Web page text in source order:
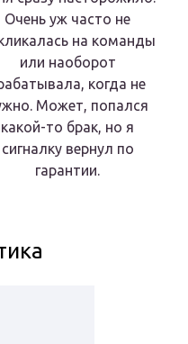
Очень уж часто не
на команды
или наоборот
когда не
Может, попался
какой-то брак, но я
сигналку вернул по
гарантии.